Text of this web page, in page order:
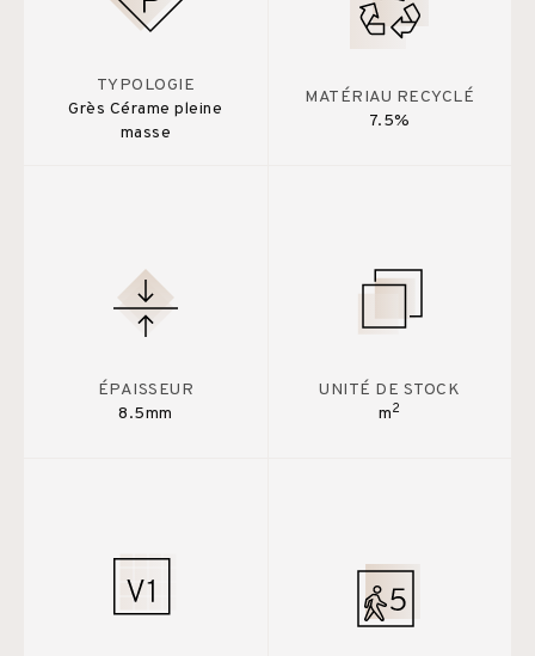
TYPOLOGIE
Grès Cérame pleine
masse
MATÉRIAU RECYCLÉ
7.5%
ÉPAISSEUR
8.5mm
UNITÉ DE STOCK
m2